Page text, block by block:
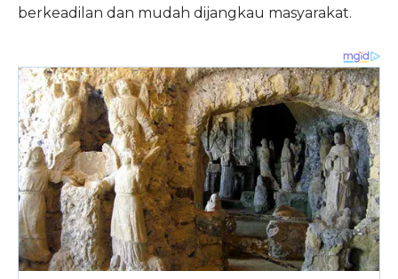
berkeadilan dan mudah dijangkau masyarakat.